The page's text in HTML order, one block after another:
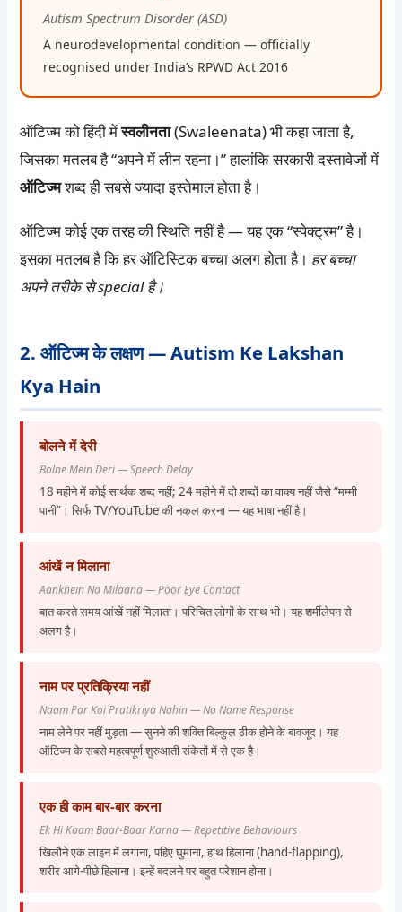
Autism Spectrum Disorder (ASD)
A neurodevelopmental condition — officially
recognised under India’s RPWD Act 2016
ऑटिज्म को हिंदी मेंस्वलीनता(Swaleenata) भी कहा जाता है,
जिसका मतलब है “अपने में लीन रहना।” हालांकि सरकारी दस्तावेजों में
ऑटिज्मशब्द ही सबसे ज्यादा इस्तेमाल होता है।
ऑटिज्म कोई एक तरह की स्थिति नहीं है — यह एक “स्पेक्ट्रम” है।
इसका मतलब है कि हर ऑटिस्टिक बच्चा अलग होता है। हर बच्चा
अपने तरीके से special है।
2. ऑटिज्म के लक्षण — Autism Ke Lakshan
Kya Hain
बोलने में देरी
Bolne Mein Deri — Speech Delay
18 महीने में कोई सार्थक शब्द नहीं; 24 महीने में दो शब्दों का वाक्य नहीं जैसे “मम्मी
पानी”। सिर्फ TV/YouTube की नकल करना — यह भाषा नहीं है।
आंखें न मिलाना
Aankhein Na Milaana — Poor Eye Contact
बात करते समय आंखें नहीं मिलाता। परिचित लोगों के साथ भी। यह शर्मीलेपन से
अलग है।
नाम पर प्रतिक्रिया नहीं
Naam Par Koi Pratikriya Nahin — No Name Response
नाम लेने पर नहीं मुड़ता — सुनने की शक्ति बिल्कुल ठीक होने के बावजूद। यह
ऑटिज्म के सबसे महत्वपूर्ण शुरुआती संकेतों में से एक है।
एक ही काम बार-बार करना
Ek Hi Kaam Baar-Baar Karna — Repetitive Behaviours
खिलौने एक लाइन में लगाना, पहिए घुमाना, हाथ हिलाना (hand-flapping),
शरीर आगे-पीछे हिलाना। इन्हें बदलने पर बहुत परेशान होना।